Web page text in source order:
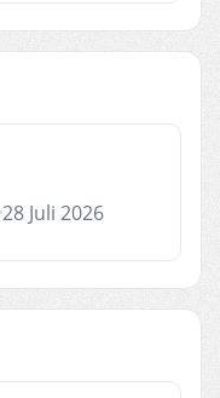
28 Juli 2026